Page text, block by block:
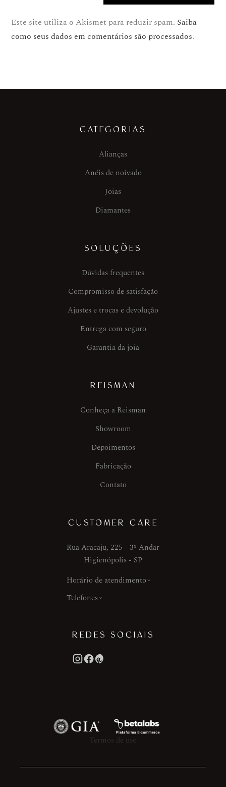
Este site utiliza o Akismet para reduzir spam. Saiba
como seus dados em comentários são processados.
CATEGORIAS
Alianças
Anéis de noivado
Joias
Diamantes
SOLUÇÕES
Dúvidas frequentes
Compromisso de satisfação
Ajustes e trocas e devolução
Entrega com seguro
Garantia da joia
REISMAN
Conheça a Reisman
Showroom
Depoimentos
Fabricação
Contato
CUSTOMER CARE
Rua Aracaju, 225 - 3º Andar
Higienópolis - SP
Horário de atendimento
Telefones
REDES SOCIAIS
Termos de uso